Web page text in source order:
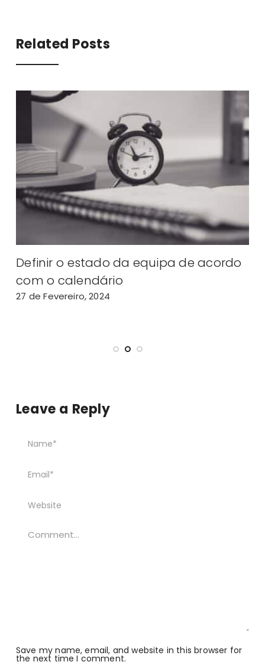
Related Posts
Definir o estado da equipa de acordo
com o calendário
27 de Fevereiro, 2024
Leave a Reply
Save my name, email, and website in this browser for
the next time I comment.